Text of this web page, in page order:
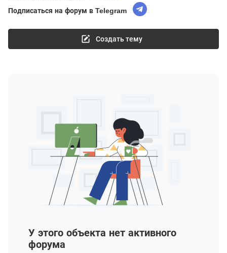
Подписаться на форум в Telegram
Создать тему
У этого объекта нет активного
форума